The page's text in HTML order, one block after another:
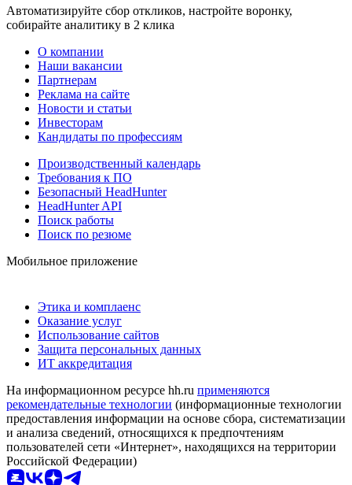
Автоматизируйте сбор откликов, настройте воронку,
собирайте аналитику в 2 клика
О компании
Наши вакансии
Партнерам
Реклама на сайте
Новости и статьи
Инвесторам
Кандидаты по профессиям
Производственный календарь
Требования к ПО
Безопасный HeadHunter
HeadHunter API
Поиск работы
Поиск по резюме
Мобильное приложение
Этика и комплаенс
Оказание услуг
Использование сайтов
Защита персональных данных
ИТ аккредитация
На информационном ресурсе hh.ru применяются
рекомендательные технологии (информационные технологии
предоставления информации на основе сбора, систематизации
и анализа сведений, относящихся к предпочтениям
пользователей сети «Интернет», находящихся на территории
Российской Федерации)